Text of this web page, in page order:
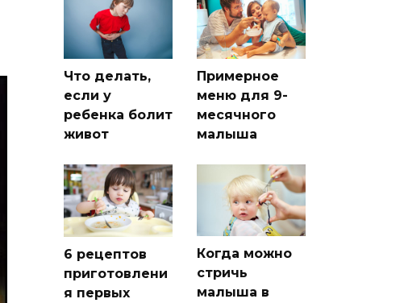
Что делать,
если у
ребенка болит
живот
Примерное
меню для 9-
месячного
малыша
6 рецептов
приготовлени
я первых
Когда можно
стричь
малыша в